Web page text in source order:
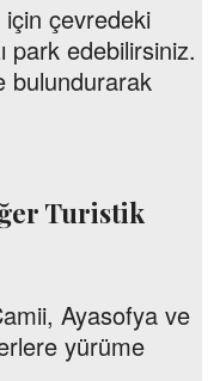
çevredeki
park edebilirsiniz.
bulundurarak
Turistik
Ayasofya ve
yürüme